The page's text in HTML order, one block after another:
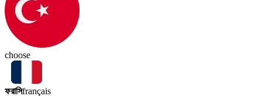
choose
ফরাসিfrançais